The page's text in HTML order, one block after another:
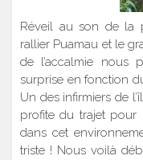
Réveil au son de la
rallier Puamau et le
de l’accalmie nous
surprise en fonction
Un des infirmiers de
profite du trajet pour
dans cet
triste ! Nous voilà